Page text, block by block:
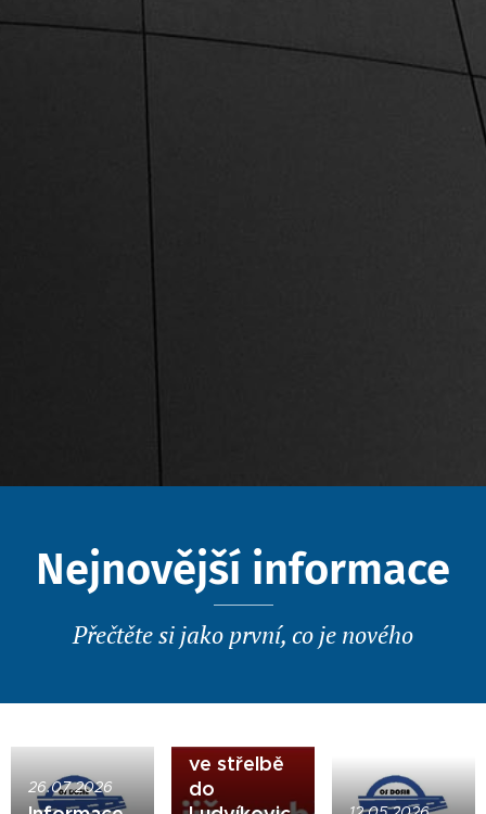
Nejnovější informace
Přečtěte si jako první, co je nového
26.07.2026
ve střelbě
do